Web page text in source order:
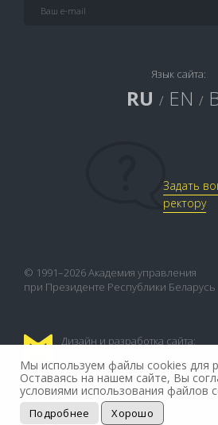
Язык сайта:
RU / EN /
Задать
ректору
© 1991–2026 Академия управления
при Президенте Республики Беларусь
Дизайн и разработка сайта:
Мы используем файлы cookies для
Оставаясь на нашем сайте, Вы
условиями использования файлов
Подробнее Хорошо